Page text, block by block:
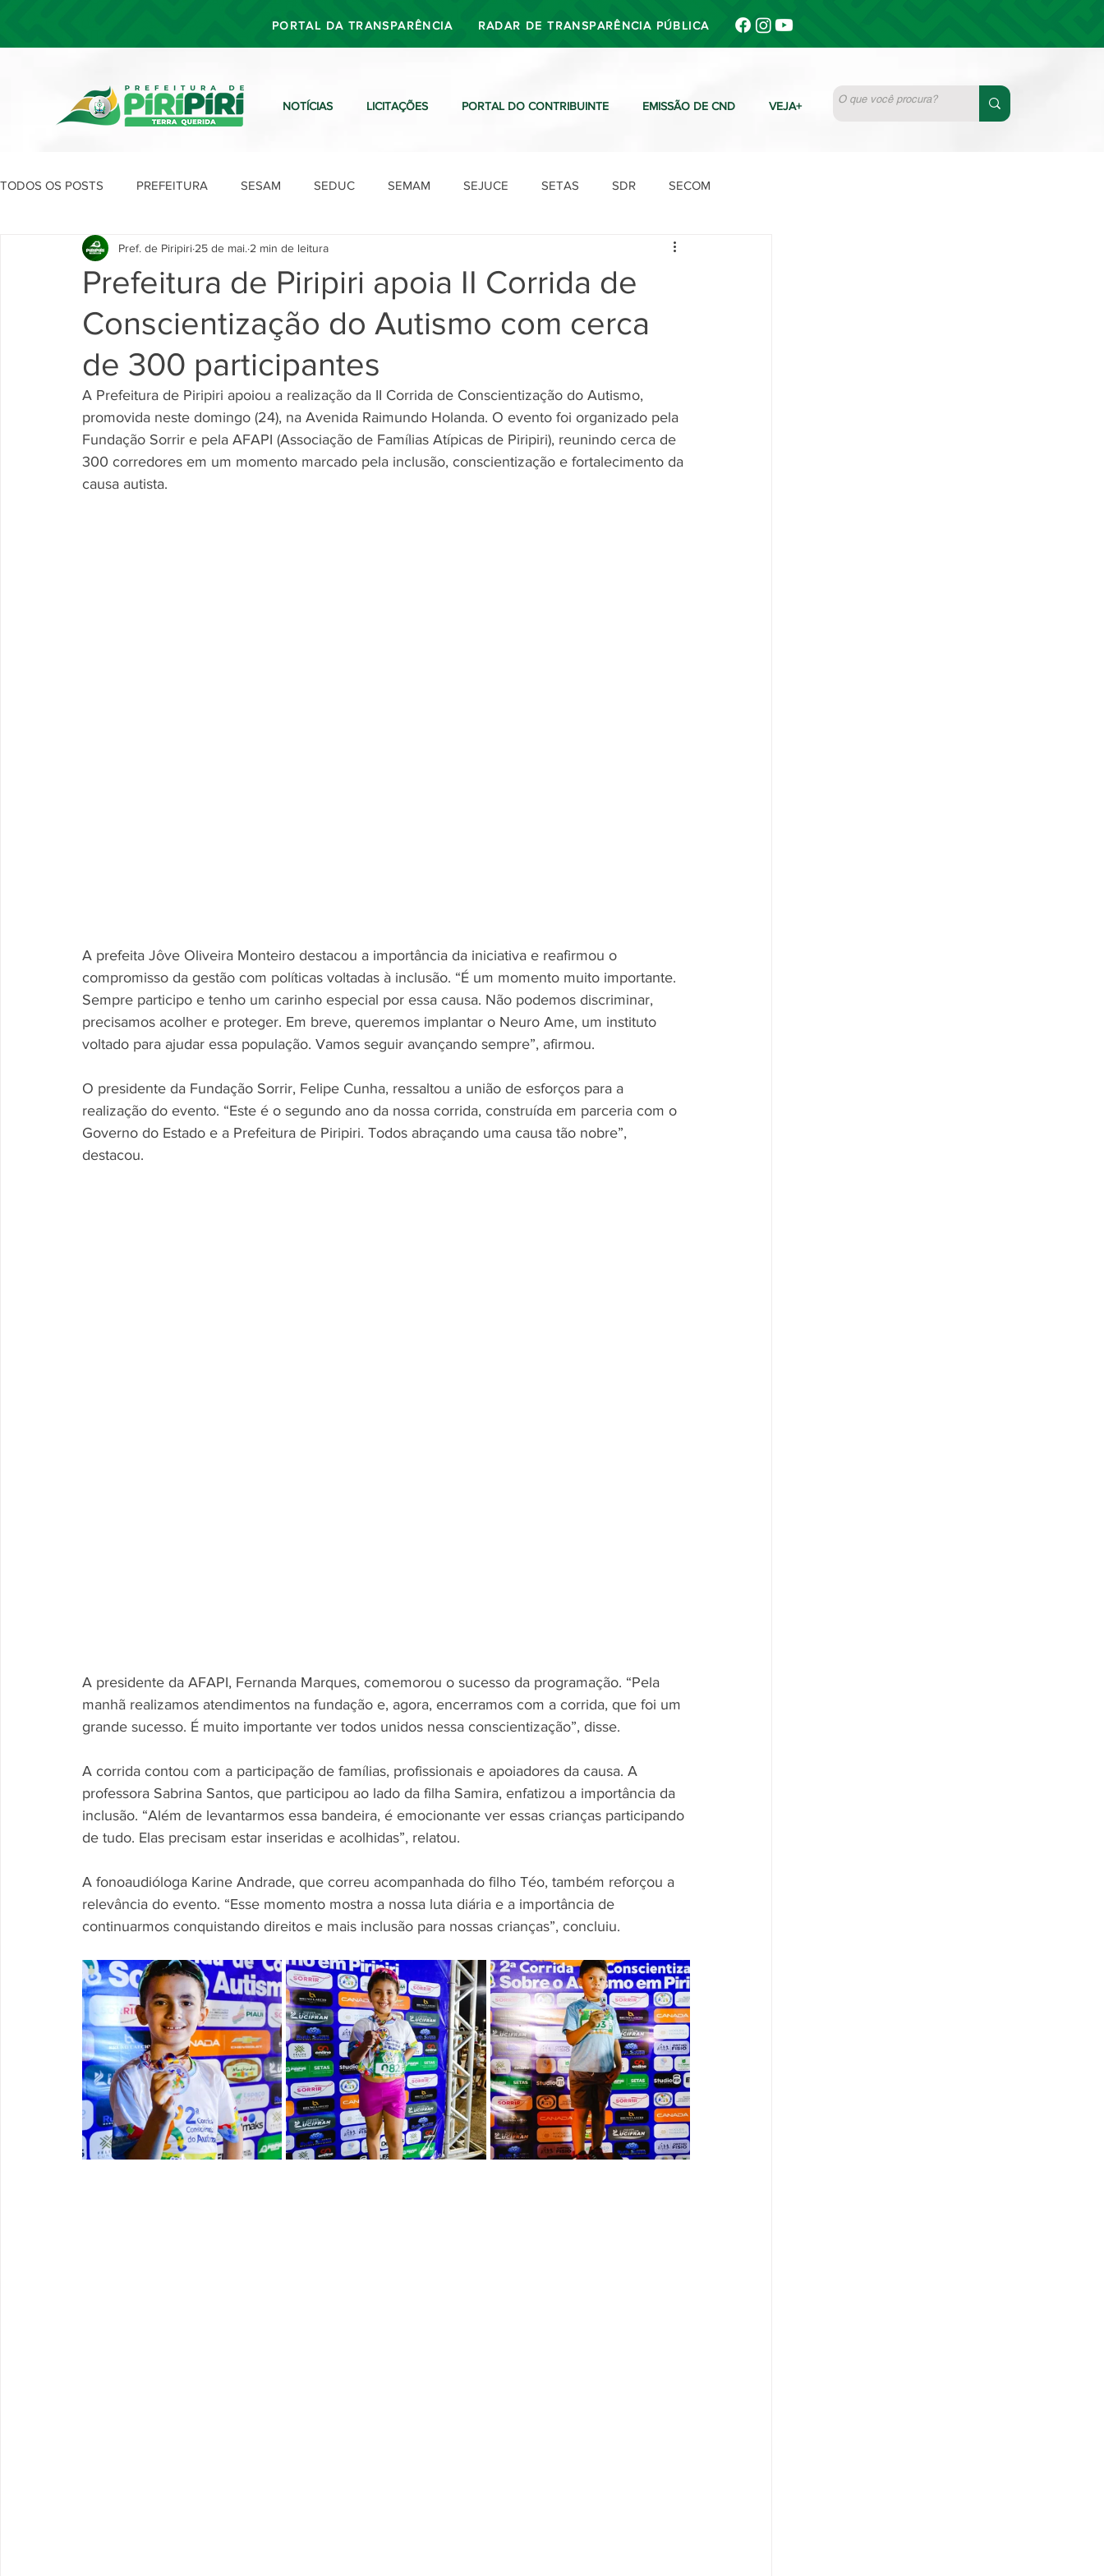
PORTAL DA TRANSPARÊNCIA RADAR DE TRANSPARÊNCIA PÚBLICA
NOTÍCIAS LICITAÇÕES PORTAL DO CONTRIBUINTE EMISSÃO DE CND VEJA+
TODOS OS POSTS PREFEITURA SESAM SEDUC SEMAM SEJUCE SETAS SDR SECOM
SEAD SEGOV SEPLAN SDU Ouvidoria
Prefeitura de Piripiri apoia II Corrida de
Conscientização do Autismo com cerca
de 300 participantes
Pref. de Piripiri 25 de mai. 2 min de leitura
A Prefeitura de Piripiri apoiou a realização da II Corrida de Conscientização do Autismo,
promovida neste domingo (24), na Avenida Raimundo Holanda. O evento foi organizado pela
Fundação Sorrir e pela AFAPI (Associação de Famílias Atípicas de Piripiri), reunindo cerca de
300 corredores em um momento marcado pela inclusão, conscientização e fortalecimento da
causa autista.
A prefeita Jôve Oliveira Monteiro destacou a importância da iniciativa e reafirmou o
compromisso da gestão com políticas voltadas à inclusão. “É um momento muito importante.
Sempre participo e tenho um carinho especial por essa causa. Não podemos discriminar,
precisamos acolher e proteger. Em breve, queremos implantar o Neuro Ame, um instituto
voltado para ajudar essa população. Vamos seguir avançando sempre”, afirmou.
O presidente da Fundação Sorrir, Felipe Cunha, ressaltou a união de esforços para a
realização do evento. “Este é o segundo ano da nossa corrida, construída em parceria com o
Governo do Estado e a Prefeitura de Piripiri. Todos abraçando uma causa tão nobre”,
destacou.
A presidente da AFAPI, Fernanda Marques, comemorou o sucesso da programação. “Pela
manhã realizamos atendimentos na fundação e, agora, encerramos com a corrida, que foi um
grande sucesso. É muito importante ver todos unidos nessa conscientização”, disse.
A corrida contou com a participação de famílias, profissionais e apoiadores da causa. A
professora Sabrina Santos, que participou ao lado da filha Samira, enfatizou a importância da
inclusão. “Além de levantarmos essa bandeira, é emocionante ver essas crianças participando
de tudo. Elas precisam estar inseridas e acolhidas”, relatou.
A fonoaudióloga Karine Andrade, que correu acompanhada do filho Téo, também reforçou a
relevância do evento. “Esse momento mostra a nossa luta diária e a importância de
continuarmos conquistando direitos e mais inclusão para nossas crianças”, concluiu.